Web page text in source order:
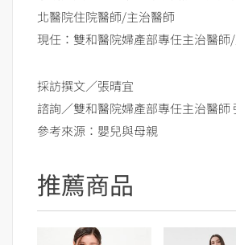
北醫院住院醫師/主治醫師
現任：雙和醫院婦產部專任主治醫師
採訪撰文／張晴宜
諮詢／雙和醫院婦產部專任主治醫師
參考來源：嬰兒與母親
推薦商品